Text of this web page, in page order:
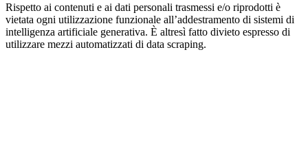
Rispetto ai contenuti e ai dati personali trasmessi e/o riprodotti è
vietata ogni utilizzazione funzionale all’addestramento di sistemi di
intelligenza artificiale generativa. È altresì fatto divieto espresso di
utilizzare mezzi automatizzati di data scraping.